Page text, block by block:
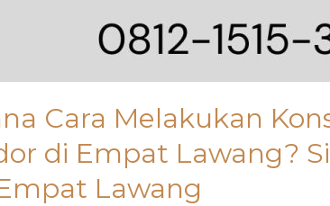
Cara Melakukan
di Empat Lawang?
Lawang